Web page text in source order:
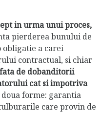
in urma unui proces,
pierderea bunului de
obligatie a carei
contractual, si chiar
de dobanditorii
cat si impotriva
forme: garantia
care provin de